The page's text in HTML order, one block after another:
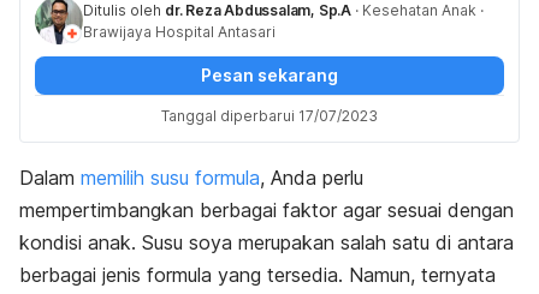
Ditulis oleh dr. Reza Abdussalam, Sp.A · Kesehatan Anak ·
Brawijaya Hospital Antasari
Pesan sekarang
Tanggal diperbarui 17/07/2023
Dalam memilih susu formula, Anda perlu
mempertimbangkan berbagai faktor agar sesuai dengan
kondisi anak. Susu soya merupakan salah satu di antara
berbagai jenis formula yang tersedia. Namun, ternyata